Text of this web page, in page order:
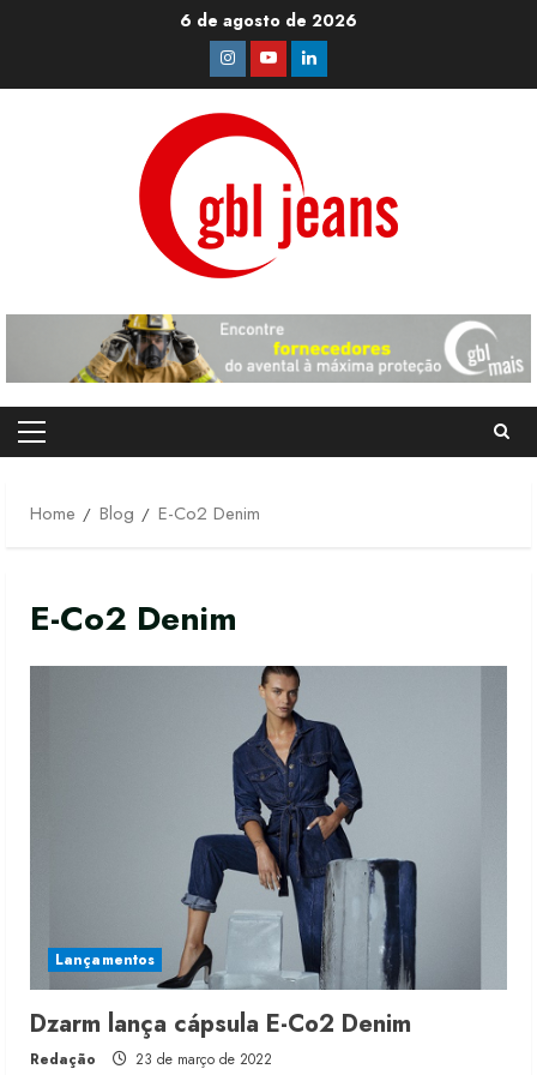
6 de agosto de 2026
Instagram
YoutubeLinkedin
Primary
Home
Blog E-Co2 Denim
E-Co2 Denim
Lançamentos
Dzarm lança cápsula E-Co2 Denim
Redação 23 de março de 2022
Fakini prevê R$345 milhões de
receita em 2026
4 de agosto de 2026